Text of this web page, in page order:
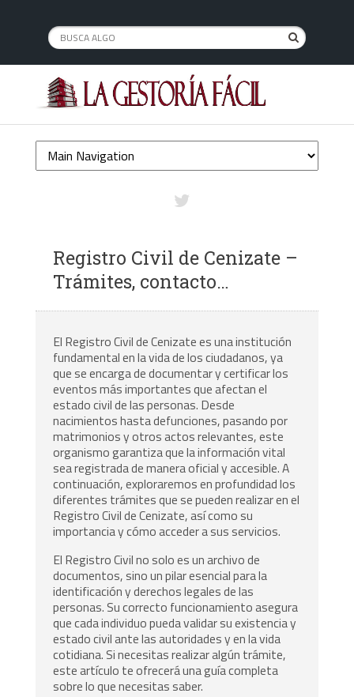
Registro Civil de Cenizate –
Trámites, contacto…
El Registro Civil de Cenizate es una institución
fundamental en la vida de los ciudadanos, ya
que se encarga de documentar y certificar los
eventos más importantes que afectan el
estado civil de las personas. Desde
nacimientos hasta defunciones, pasando por
matrimonios y otros actos relevantes, este
organismo garantiza que la información vital
sea registrada de manera oficial y accesible. A
continuación, exploraremos en profundidad los
diferentes trámites que se pueden realizar en el
Registro Civil de Cenizate, así como su
importancia y cómo acceder a sus servicios.
El Registro Civil no solo es un archivo de
documentos, sino un pilar esencial para la
identificación y derechos legales de las
personas. Su correcto funcionamiento asegura
que cada individuo pueda validar su existencia y
estado civil ante las autoridades y en la vida
cotidiana. Si necesitas realizar algún trámite,
este artículo te ofrecerá una guía completa
sobre lo que necesitas saber.